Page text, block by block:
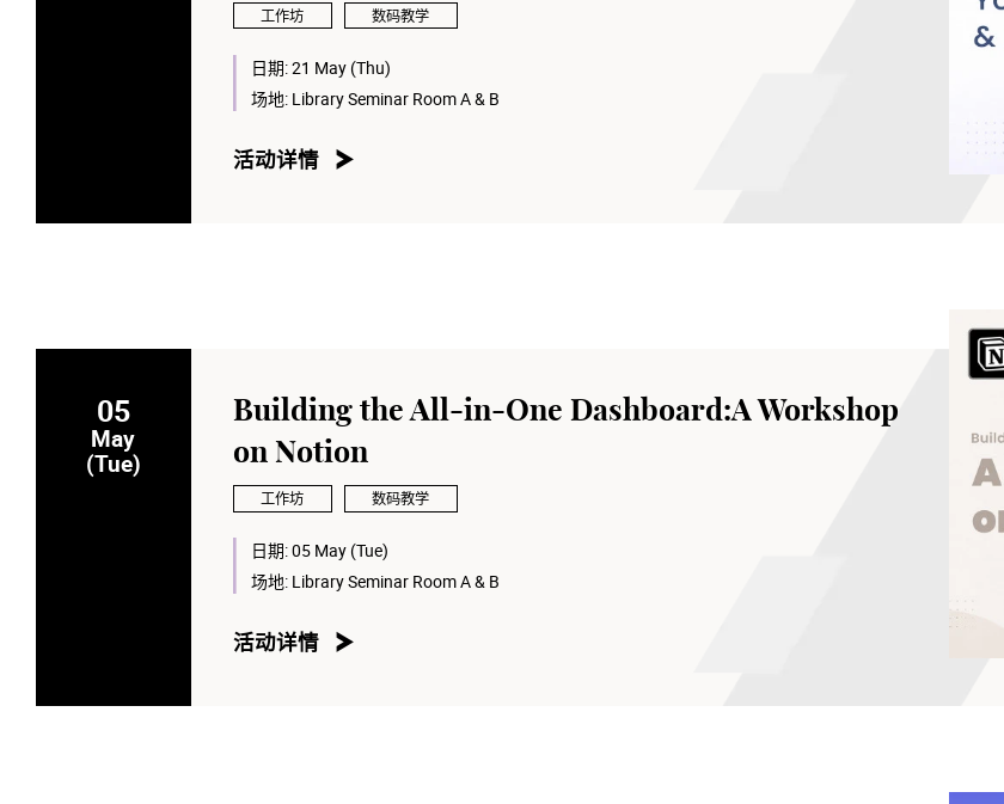
工作坊 数码教学
日期:21 May (Thu)
场地: Library Seminar Room A & B
活动详情
05
May
(Tue)
Building the All-in-One Dashboard:A Workshop
on Notion
工作坊 数码教学
日期:05 May (Tue)
场地: Library Seminar Room A & B
活动详情